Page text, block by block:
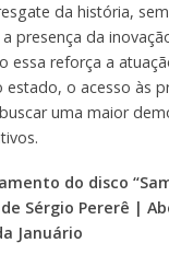
da história,
presença da
essa reforça a
estado, o acesso às
uma maior
do disco
de Sérgio Pererê |
Januário